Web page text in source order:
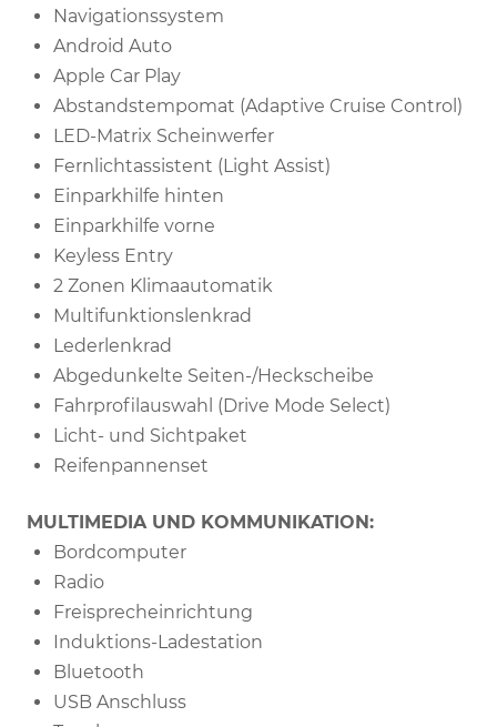
Navigationssystem
Android Auto
Apple Car Play
Abstandstempomat (Adaptive Cruise Control)
LED-Matrix Scheinwerfer
Fernlichtassistent (Light Assist)
Einparkhilfe hinten
Einparkhilfe vorne
Keyless Entry
2 Zonen Klimaautomatik
Multifunktionslenkrad
Lederlenkrad
Abgedunkelte Seiten-/Heckscheibe
Fahrprofilauswahl (Drive Mode Select)
Licht- und Sichtpaket
Reifenpannenset
MULTIMEDIA UND KOMMUNIKATION:
Bordcomputer
Radio
Freisprecheinrichtung
Induktions-Ladestation
Bluetooth
USB Anschluss